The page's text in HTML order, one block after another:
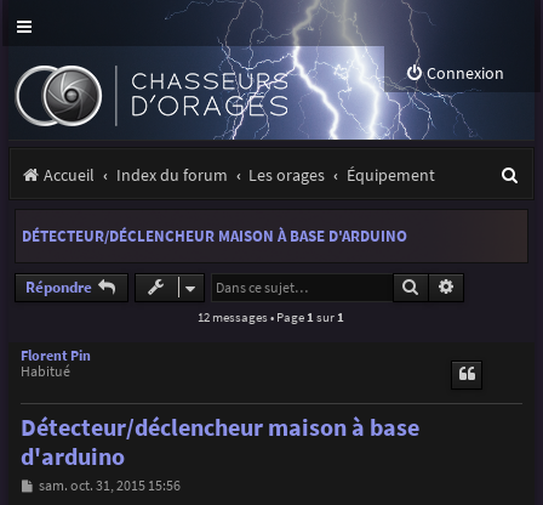
Connexion
Accueil Index du forum Les orages Équipement
e
DÉTECTEUR/DÉCLENCHEUR MAISON À BASE D'ARDUINO
Répondre Rechercher
12 messages • Page 1 sur 1
Florent Pin
Habitué
Détecteur/déclencheur maison à base
d'arduino
M
sam. oct. 31, 2015 15:56